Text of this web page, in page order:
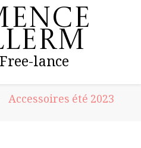
lance
Accessoires été 2023